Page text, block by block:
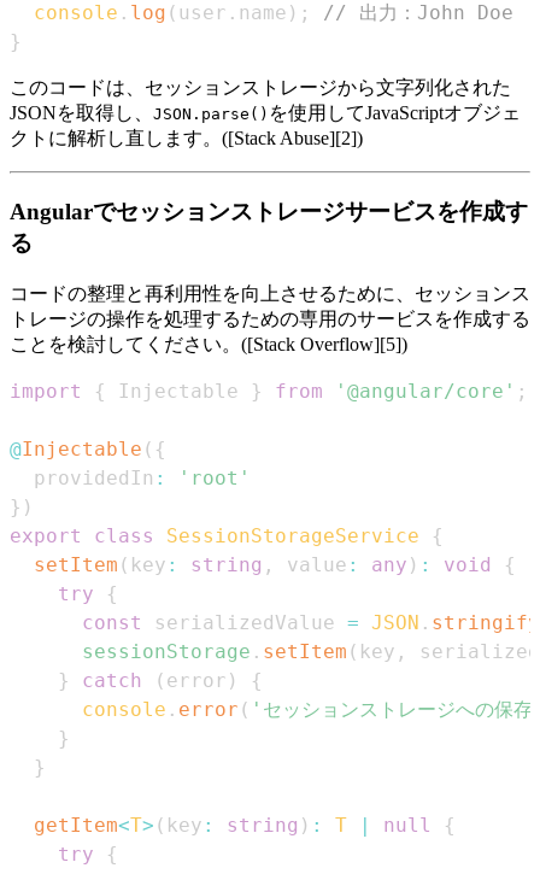
console . log ( user . name ) ;
// 出力：John Doe
}
このコードは、セッションストレージから文字列化された
JSONを取得し、 JSON.parse() を使用してJavaScriptオブジェ
クトに解析し直します。([Stack Abuse][2])
Angularでセッションストレージサービスを作成す
る
コードの整理と再利用性を向上させるために、セッションス
トレージの操作を処理するための専用のサービスを作成する
ことを検討してください。([Stack Overflow][5])
import { Injectable } from '@angular/core' ;
@Injectable ( {
  providedIn
:
'root'
} )
export
class SessionStorageService
{
setItem ( key : string , value : any ) : void
{
try
{
const
serializedValue = JSON . stringify
sessionStorage . setItem ( key ,
}
catch ( error )
{
console . error ( 'セッションストレージへの保
}
}
getItem<T> ( key : string ) : T | null
{
try
{